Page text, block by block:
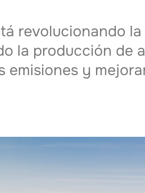
revolucionando
la producción de
emisiones y